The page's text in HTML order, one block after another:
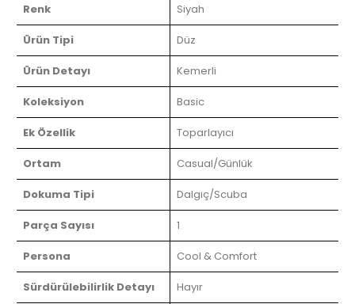
Renk Siyah
Ürün Tipi Düz
Ürün Detayı Kemerli
Koleksiyon Basic
Ek Özellik Toparlayıcı
Ortam Casual/Günlük
Dokuma Tipi Dalgıç/Scuba
Parça Sayısı 1
Persona Cool & Comfort
Sürdürülebilirlik Detayı Hayır